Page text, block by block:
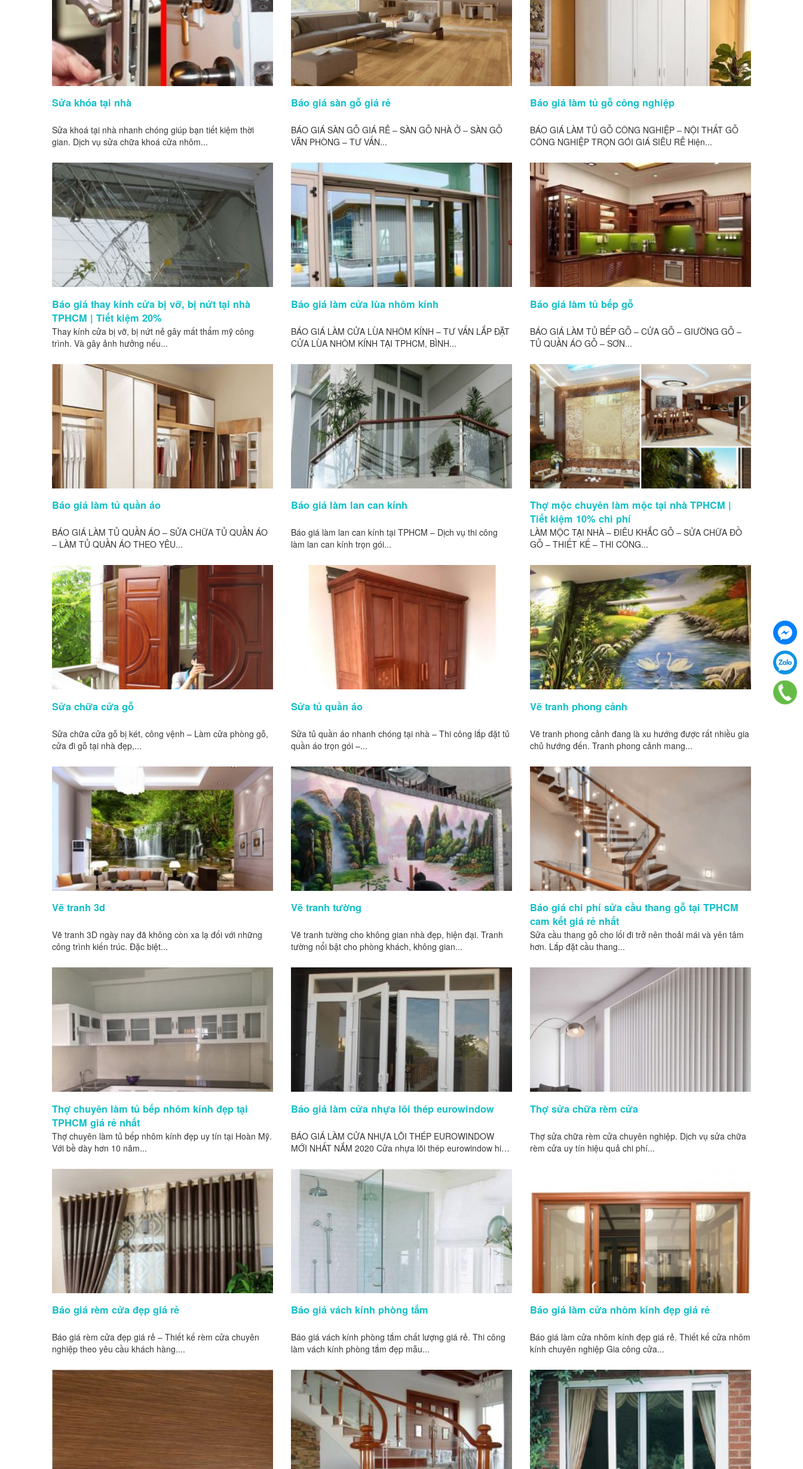
Sửa khóa tại nhà
Sửa khoá tại nhà nhanh chóng giúp bạn tiết kiệm thời
gian. Dịch vụ sửa chữa khoá cửa nhôm...
Báo giá sàn gỗ giá rẻ
BÁO GIÁ SÀN GỖ GIÁ RẺ – SÀN GỖ NHÀ Ở – SÀN GỖ
VĂN PHÒNG – TƯ VẤN...
Báo giá làm tủ gỗ công nghiệp
BÁO GIÁ LÀM TỦ GỖ CÔNG NGHIỆP – NỘI THẤT GỖ
CÔNG NGHIỆP TRỌN GÓI GIÁ SIÊU RẺ Hiện...
Báo giá thay kính cửa bị vỡ, bị nứt tại nhà
TPHCM | Tiết kiệm 20%
Thay kính cửa bị vỡ, bị nứt nẻ gây mất thẩm mỹ công
trình. Và gây ảnh hưởng nếu...
Báo giá làm cửa lùa nhôm kính
BÁO GIÁ LÀM CỬA LÙA NHÔM KÍNH – TƯ VẤN LẮP ĐẶT
CỬA LÙA NHÔM KÍNH TẠI TPHCM, BÌNH...
Báo giá làm tủ bếp gỗ
BÁO GIÁ LÀM TỦ BẾP GỖ – CỬA GỖ – GIƯỜNG GỖ –
TỦ QUẦN ÁO GỖ – SƠN...
Báo giá làm tủ quần áo
BÁO GIÁ LÀM TỦ QUẦN ÁO – SỬA CHỮA TỦ QUẦN ÁO
– LÀM TỦ QUẦN ÁO THEO YÊU...
Báo giá làm lan can kính
Báo giá làm lan can kính tại TPHCM – Dịch vụ thi công
làm lan can kính trọn gói...
Thợ mộc chuyên làm mộc tại nhà TPHCM |
Tiết kiệm 10% chi phí
LÀM MỘC TẠI NHÀ – ĐIÊU KHẮC GỖ – SỬA CHỮA ĐỒ
GỖ – THIẾT KẾ – THI CÔNG...
Sửa chữa cửa gỗ
Sửa chữa cửa gỗ bị két, công vệnh – Làm cửa phòng gỗ,
cửa đi gỗ tại nhà đẹp,...
Sửa tủ quần áo
Sửa tủ quần áo nhanh chóng tại nhà – Thi công lắp đặt tủ
quần áo trọn gói –...
Vẽ tranh phong cảnh
Vẽ tranh phong cảnh đang là xu hướng được rất nhiều gia
chủ hướng đến. Tranh phong cảnh mang...
Vẽ tranh 3d
Vẽ tranh 3D ngày nay đã không còn xa lạ đối với những
công trình kiến trúc. Đặc biệt...
Vẽ tranh tường
Vẽ tranh tường cho không gian nhà đẹp, hiện đại. Tranh
tường nổi bật cho phòng khách, không gian...
Báo giá chi phí sửa cầu thang gỗ tại TPHCM
cam kết giá rẻ nhất
Sửa cầu thang gỗ cho lối đi trở nên thoải mái và yên tâm
hơn. Lắp đặt cầu thang...
Thợ chuyên làm tủ bếp nhôm kính đẹp tại
TPHCM giá rẻ nhất
Thợ chuyên làm tủ bếp nhôm kính đẹp uy tín tại Hoàn Mỹ.
Với bề dày hơn 10 năm...
Báo giá làm cửa nhựa lõi thép eurowindow
BÁO GIÁ LÀM CỬA NHỰA LÕI THÉP EUROWINDOW
MỚI NHẤT NẮM 2020 Cửa nhựa lõi thép eurowindow hiện
Thợ sửa chữa rèm cửa
Thợ sửa chữa rèm cửa chuyên nghiệp. Dịch vụ sửa chữa
rèm cửa uy tín hiệu quả chi phí...
Báo giá rèm cửa đẹp giá rẻ
Báo giá rèm cửa đẹp giá rẻ – Thiết kế rèm cửa chuyên
nghiệp theo yêu cầu khách hàng....
Báo giá vách kính phòng tắm
Báo giá vách kính phòng tắm chất lượng giá rẻ. Thi công
làm vách kính phòng tắm đẹp mẫu...
Báo giá làm cửa nhôm kính đẹp giá rẻ
Báo giá làm cửa nhôm kính đẹp giá rẻ. Thiết kế cửa nhôm
kính chuyên nghiệp Gia công cửa...